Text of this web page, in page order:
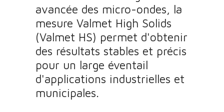
avancée des micro-ondes, la
mesure Valmet High Solids
(Valmet HS) permet d'obtenir
des résultats stables et précis
pour un large éventail
d'applications industrielles et
municipales.